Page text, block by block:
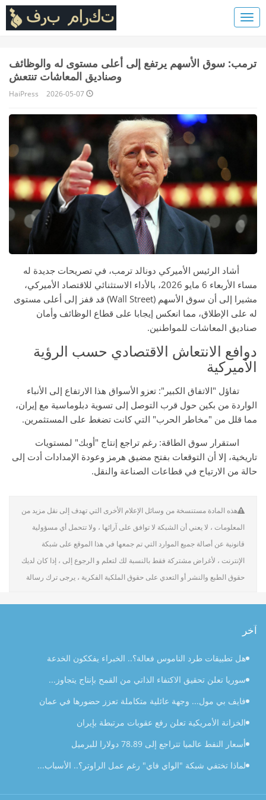
ترمب: سوق الأسهم يرتفع إلى أعلى مستوى له والوظائف
وصناديق المعاشات تنتعش
2026-05-07
HaiPress
أشاد الرئيس الأميركي دونالد ترمب، في تصريحات جديدة له
مساء الأربعاء 6 مايو 2026، بالأداء الاستثنائي للاقتصاد الأميركي،
مشيرا إلى أن سوق الأسهم (Wall Street) قد قفز إلى أعلى مستوى
له على الإطلاق، مما انعكس إيجابا على قطاع الوظائف وأمان
صناديق المعاشات للمواطنين.
دوافع الانتعاش الاقتصادي حسب الرؤية
الأميركية
تفاؤل "الاتفاق الكبير": تعزو الأسواق هذا الارتفاع إلى الأنباء
الواردة من بكين حول قرب التوصل إلى تسوية دبلوماسية مع إيران،
مما قلل من "مخاطر الحرب" التي كانت تضغط على المستثمرين.
استقرار سوق الطاقة: رغم تراجع إنتاج "أوبك" لمستويات
تاريخية، إلا أن التوقعات بفتح مضيق هرمز وعودة الإمدادات أدت إلى
حالة من الارتياح في قطاعات الصناعة والنقل.
هذه المادة مستنسخة من وسائل الإعلام الأخرى التي تهدف إلى نقل مزيد من
المعلومات ، لا يعني أن الشبكة لا توافق على آرائها ، ولا تتحمل أي مسؤولية
قانونية عن أصالة جميع الموارد التي تم جمعها في هذا الموقع على شبكة
الإنترنت ، لأغراض مشتركة فقط بالنسبة لك لتعلم و الرجوع إلى ، إذا كان لديك
حقوق الطبع والنشر أو التعدي على حقوق الملكية الفكرية ، يرجى ترك رسالة
آخر
هل تطبيقات طرد الناموس فعالة؟.. الخبراء يفككون الخدعة
سوريا تعلن تحقيق الاكتفاء الذاتي من القمح بإنتاج يتجاوز...
فايف بي مول... وجهة عائلية متكاملة تعزز حضورها في عمان
الخزانة الأمريكية تعلن رفع عقوبات مرتبطة بإيران
أسعار النفط عالميا تتراجع إلى 78.89 دولارا للبرميل
لماذا تختفي شبكة "الواي فاي" رغم عمل الراوتر؟.. الأسباب...